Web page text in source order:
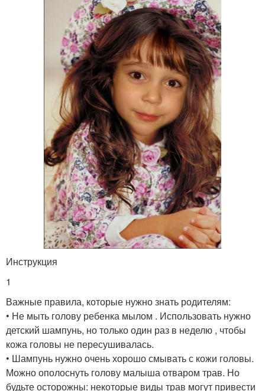
Инструкция
1
Важные правила, которые нужно знать родителям:
• Не мыть голову ребенка мылом . Использовать нужно
детский шампунь, но только один раз в неделю , чтобы
кожа головы не пересушивалась.
• Шампунь нужно очень хорошо смывать с кожи головы.
Можно ополоснуть голову малыша отваром трав. Но
будьте осторожны: некоторые виды трав могут привести